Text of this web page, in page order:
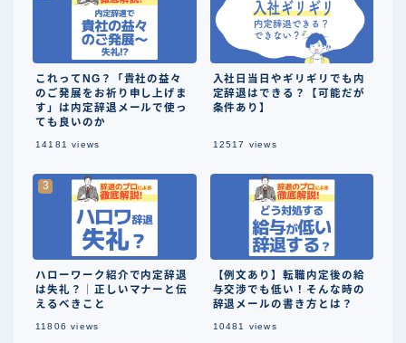
これってNG？「貴社の益々
のご発展をお祈り申し上げま
す」は内定辞退メールで使っ
ても良いのか
14181 views
入社日当日やギリギリでも内
定辞退はできる？【可能だが
条件あり】
12517 views
ハローワーク紹介で内定辞退
は失礼？｜正しいマナーと伝
えるべきこと
11806 views
【例文あり】転職内定後の給
与交渉でも低い！そんな時の
辞退メールの書き方とは？
10481 views